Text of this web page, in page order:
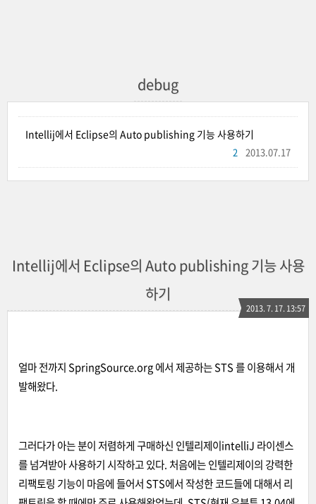
debug
Intellij에서 Eclipse의 Auto publishing 기능 사용하기
2013.07.17
2
Intellij에서 Eclipse의 Auto publishing 기능 사용
하기
2013. 7. 17. 13:57
얼마 전까지 SpringSource.org 에서 제공하는 STS 를 이용해서 개
발해왔다.
그러다가 아는 분이 저렴하게 구매하신 인텔리제이intelliJ 라이센스
를 넘겨받아 사용하기 시작하고 있다. 처음에는 인텔리제이의 강력한
리팩토링 기능이 마음에 들어서 STS에서 작성한 코드들에 대해서 리